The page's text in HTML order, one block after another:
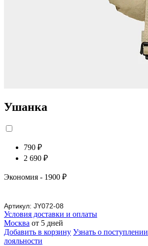
Ушанка
790 ₽
2 690 ₽
Экономия - 1900 ₽
Артикул: JY072-08
Условия доставки и оплаты
Москва от 5 дней
Добавить в корзину Узнать о поступлении
лояльности